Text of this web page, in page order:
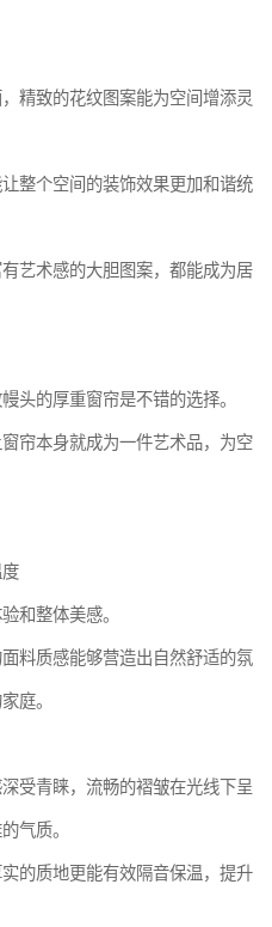
精致的花纹图案能为空间增添灵
整个空间的装饰效果更加和谐统
艺术感的大胆图案，都能成为居
头的厚重窗帘是不错的选择。
帘本身就成为一件艺术品，为空
和整体美感。
料质感能够营造出自然舒适的氛
庭。
受青睐，流畅的褶皱在光线下呈
气质。
的质地更能有效隔音保温，提升